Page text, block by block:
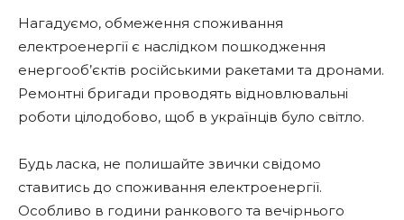
Нагадуємо, обмеження споживання
електроенергії є наслідком пошкодження
енергооб’єктів російськими ракетами та дронами.
Ремонтні бригади проводять відновлювальні
роботи цілодобово, щоб в українців було світло.
Будь ласка, не полишайте звички свідомо
ставитись до споживання електроенергії.
Особливо в години ранкового та вечірнього